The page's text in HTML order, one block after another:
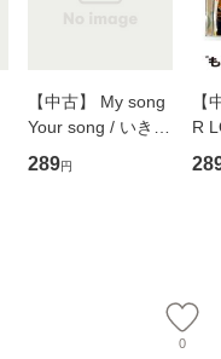
【中古】 My song
Your song / いきも
のがかり / [CD]
【メール便送料無
289円
【
R
産
0